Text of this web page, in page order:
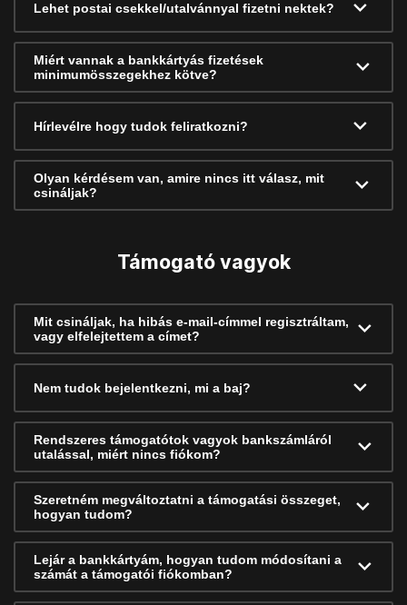
Lehet postai csekkel/utalvánnyal fizetni nektek?
Miért vannak a bankkártyás fizetések
minimumösszegekhez kötve?
Hírlevélre hogy tudok feliratkozni?
Olyan kérdésem van, amire nincs itt válasz, mit
csináljak?
Támogató vagyok
Mit csináljak, ha hibás e-mail-címmel regisztráltam,
vagy elfelejtettem a címet?
Nem tudok bejelentkezni, mi a baj?
Rendszeres támogatótok vagyok bankszámláról
utalással, miért nincs fiókom?
Szeretném megváltoztatni a támogatási összeget,
hogyan tudom?
Lejár a bankkártyám, hogyan tudom módosítani a
számát a támogatói fiókomban?